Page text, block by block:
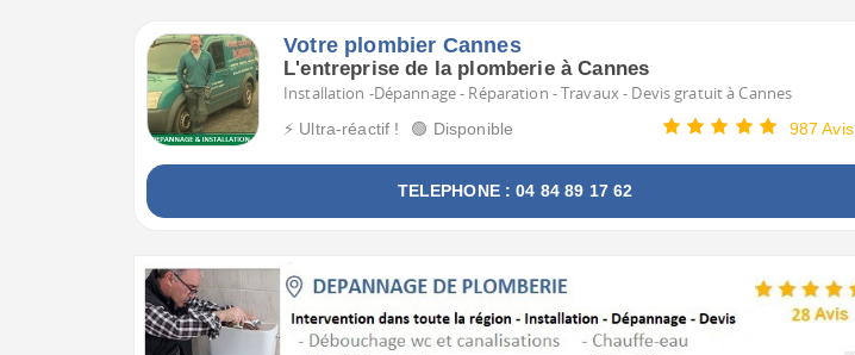
Votre plombier Cannes
L'entreprise de la plomberie à Cannes
Installation -Dépannage - Réparation - Travaux - Devis gratuit à Cannes
⚡ Ultra-réactif ! 🟢 Disponible 987 Avis
TELEPHONE : 04 84 89 17 62